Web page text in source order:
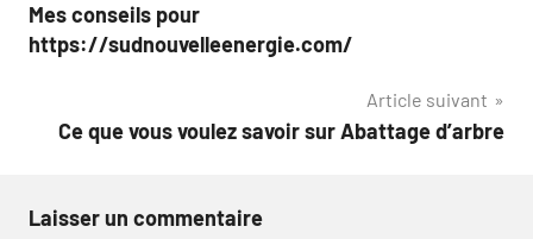
de
Mes conseils pour
https://sudnouvelleenergie.com/
Article suivant
Ce que vous voulez savoir sur Abattage d’arbre
Laisser un commentaire